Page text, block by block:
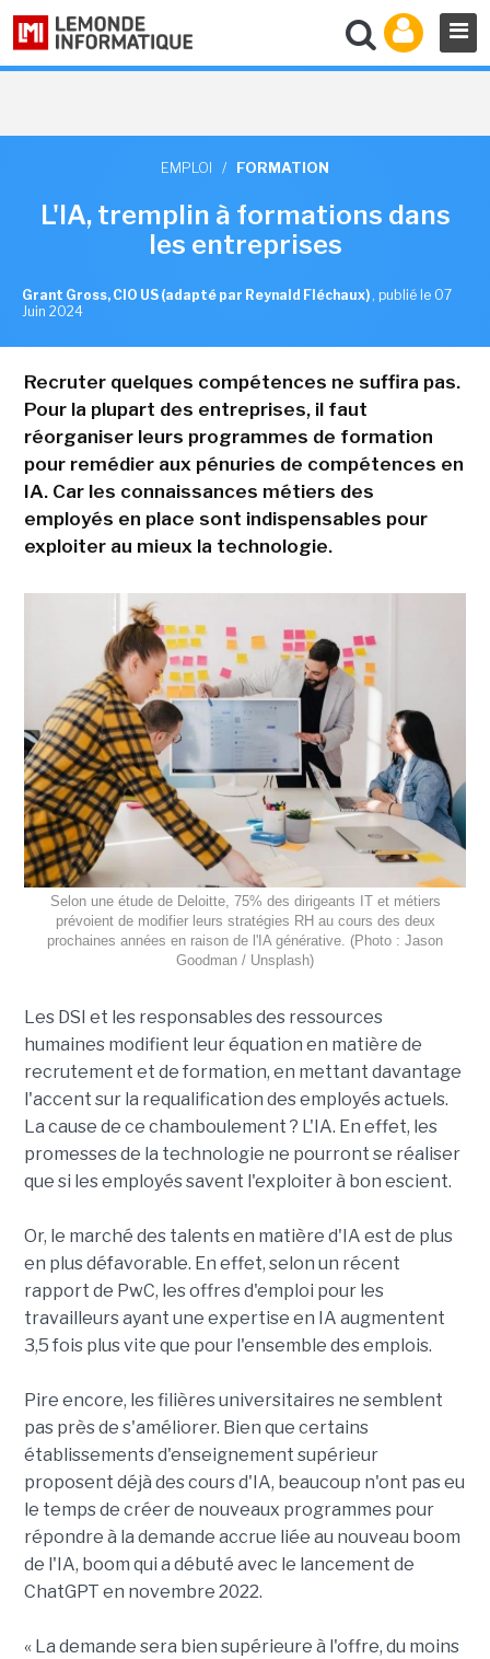
EMPLOI / FORMATION
L'IA, tremplin à formations dans
les entreprises
Grant Gross, CIO US (adapté par Reynald Fléchaux) , publié le 07
Juin 2024
Recruter quelques compétences ne suffira pas.
Pour la plupart des entreprises, il faut
réorganiser leurs programmes de formation
pour remédier aux pénuries de compétences en
IA. Car les connaissances métiers des
employés en place sont indispensables pour
exploiter au mieux la technologie.
Selon une étude de Deloitte, 75% des dirigeants IT et métiers
prévoient de modifier leurs stratégies RH au cours des deux
prochaines années en raison de l'IA générative. (Photo : Jason
Goodman / Unsplash)
Les DSI et les responsables des ressources
humaines modifient leur équation en matière de
recrutement et de formation, en mettant davantage
l'accent sur la requalification des employés actuels.
La cause de ce chamboulement ? L'IA. En effet, les
promesses de la technologie ne pourront se réaliser
que si les employés savent l'exploiter à bon escient.
Or, le marché des talents en matière d'IA est de plus
en plus défavorable. En effet, selon un récent
rapport de PwC, les offres d'emploi pour les
travailleurs ayant une expertise en IA augmentent
3,5 fois plus vite que pour l'ensemble des emplois.
Pire encore, les filières universitaires ne semblent
pas près de s'améliorer. Bien que certains
établissements d'enseignement supérieur
proposent déjà des cours d'IA, beaucoup n'ont pas eu
le temps de créer de nouveaux programmes pour
répondre à la demande accrue liée au nouveau boom
de l'IA, boom qui a débuté avec le lancement de
ChatGPT en novembre 2022.
« La demande sera bien supérieure à l'offre, du moins